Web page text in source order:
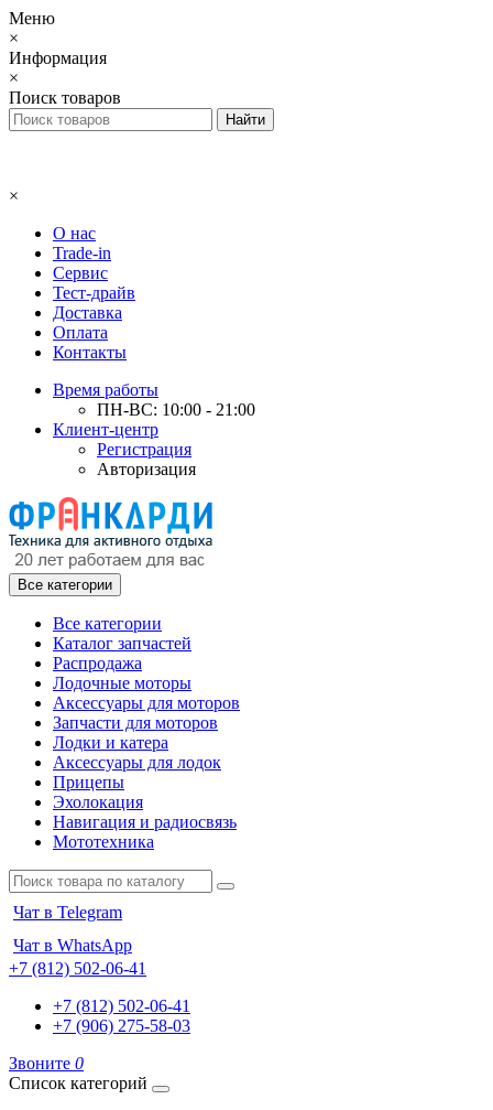
Меню
×
Информация
×
Поиск товаров
×
О нас
Trade-in
Сервис
Тест-драйв
Доставка
Оплата
Контакты
Время работы
ПН-ВС: 10:00 - 21:00
Клиент-центр
Регистрация
Авторизация
Все категории
Все категории
Каталог запчастей
Распродажа
Лодочные моторы
Аксессуары для моторов
Запчасти для моторов
Лодки и катера
Аксессуары для лодок
Прицепы
Эхолокация
Навигация и радиосвязь
Мототехника
Чат в Telegram
Чат в WhatsApp
+7 (812) 502-06-41
+7 (812) 502-06-41
+7 (906) 275-58-03
Звоните 0
Список категорий